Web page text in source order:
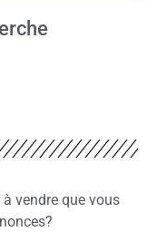
vendre que vous